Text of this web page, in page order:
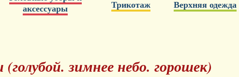
аксессуары
Трикотаж Верхняя одежда
зимнее небо. горошек)